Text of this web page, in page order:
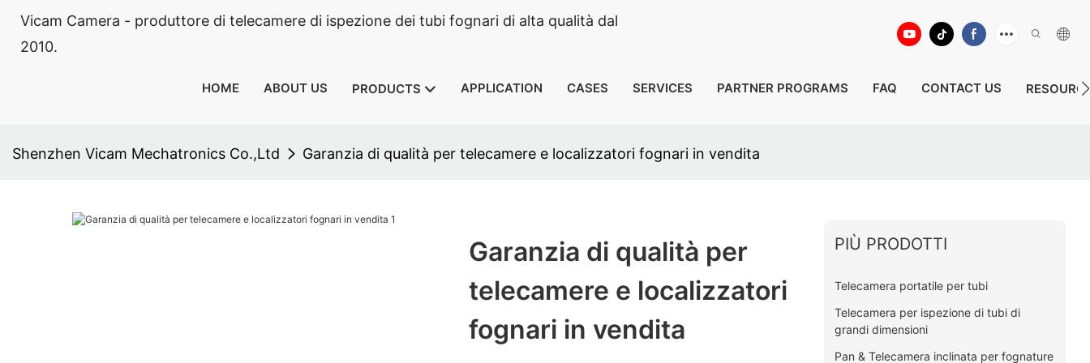
Vicam Camera - produttore di telecamere di ispezione dei tubi fognari di alta qualità dal
2010.
HOME ABOUT US PRODUCTS APPLICATION CASES SERVICES PARTNER PROGRAMS FAQ CONTACT US
Shenzhen Vicam Mechatronics Co.,Ltd Garanzia di qualità per telecamere e localizzatori fognari in vendita
Garanzia di qualità per
telecamere e localizzatori
fognari in vendita
PIÙ PRODOTTI
Telecamera portatile per tubi
Telecamera per ispezione di tubi di
grandi dimensioni
Pan & Telecamera inclinata per fognature